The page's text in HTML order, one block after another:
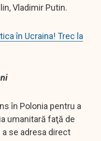
Vladimir Putin.
în Ucraina! Trec la
în Polonia pentru a
umanitară faţă de
se adresa direct